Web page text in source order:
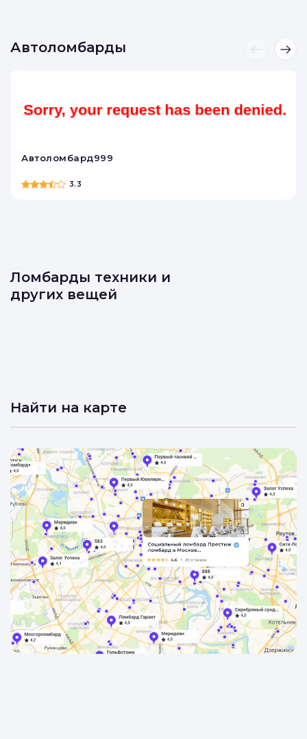
Автоломбарды
Автоломбард999
3.3
Ломбарды техники и
других вещей
Найти на карте